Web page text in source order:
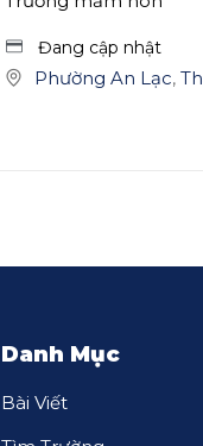
Đang cập nhật
Phường An Lạc,
Danh Mục
Bài Viết